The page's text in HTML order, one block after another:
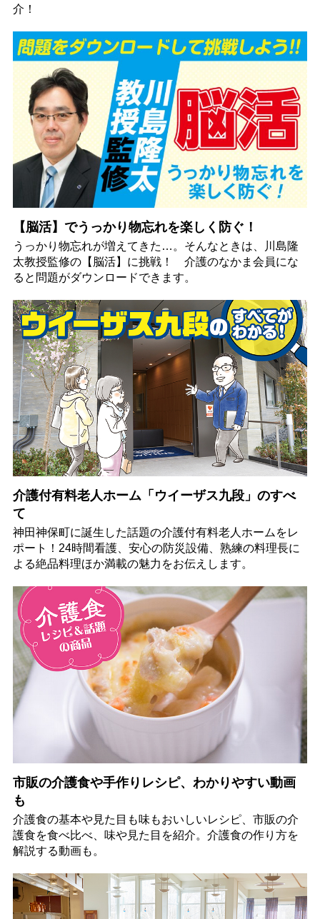
介！
【脳活】でうっかり物忘れを楽しく防ぐ！
うっかり物忘れが増えてきた…。そんなときは、川島隆
太教授監修の【脳活】に挑戦！ 介護のなかま会員にな
ると問題がダウンロードできます。
介護付有料老人ホーム「ウイーザス九段」のすべ
て
神田神保町に誕生した話題の介護付有料老人ホームをレ
ポート！24時間看護、安心の防災設備、熟練の料理長に
よる絶品料理ほか満載の魅力をお伝えします。
市販の介護食や手作りレシピ、わかりやすい動画
も
介護食の基本や見た目も味もおいしいレシピ、市販の介
護食を食べ比べ、味や見た目を紹介。介護食の作り方を
解説する動画も。